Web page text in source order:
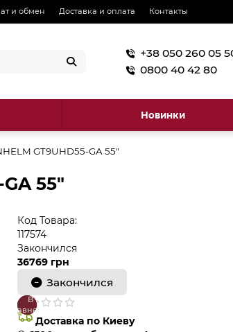
и обмен Доставка и оплата Контакты
+38 050 260 05
0800 40 42 80
Новинки
GT9UHD55-GA 55"
55"
Код Товара:
117574
Закончился
36769 грн
Закончился
В
закладки
В
сравнение
Доставка по Киеву